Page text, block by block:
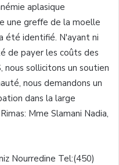
aplasique
une greffe de la moelle
été identifié. N'ayant ni
de payer les coûts des
sollicitons un soutien
nous demandons un
dans la large
Mme Slamani Nadia,
Nourredine Tel:(450)